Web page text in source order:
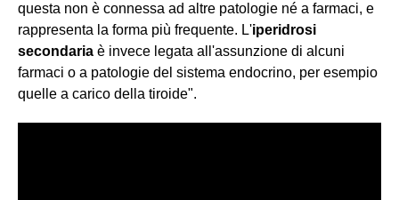
questa non è connessa ad altre patologie né a farmaci, e
rappresenta la forma più frequente. L'iperidrosi
secondaria è invece legata all'assunzione di alcuni
farmaci o a patologie del sistema endocrino, per esempio
quelle a carico della tiroide".